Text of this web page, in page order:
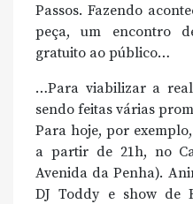
Passos. Fazendo
peça, um encontro
gratuito ao público…
…Para viabilizar a
sendo feitas várias
Para hoje, por
a partir de 21h, no
Avenida da Penha).
DJ Toddy e show de